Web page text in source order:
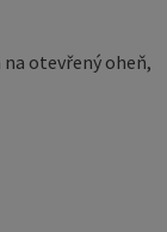
otevřený oheň,